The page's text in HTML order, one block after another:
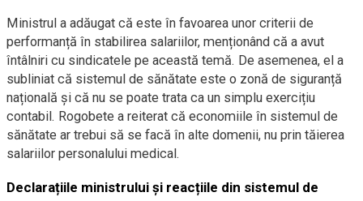
Ministrul a adăugat că este în favoarea unor criterii de
performanță în stabilirea salariilor, menționând că a avut
întâlniri cu sindicatele pe această temă. De asemenea, el a
subliniat că sistemul de sănătate este o zonă de siguranță
națională și că nu se poate trata ca un simplu exercițiu
contabil. Rogobete a reiterat că economiile în sistemul de
sănătate ar trebui să se facă în alte domenii, nu prin tăierea
salariilor personalului medical.
Declarațiile ministrului și reacțiile din sistemul de